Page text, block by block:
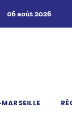
06 août 2026